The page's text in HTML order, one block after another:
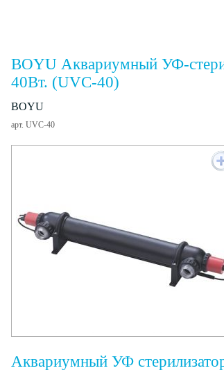
BOYU Аквариумный УФ-
40Вт. (UVC-40)
BOYU
арт. UVC-40
Аквариумный УФ